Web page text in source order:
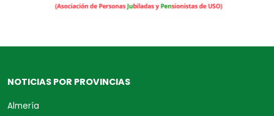
NOTICIAS POR PROVINCIAS
Almería